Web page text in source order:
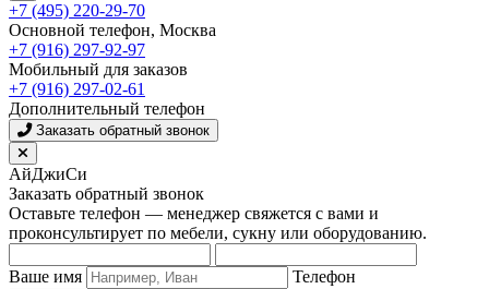
+7 (495) 220-29-70
Основной телефон, Москва
+7 (916) 297-92-97
Мобильный для заказов
+7 (916) 297-02-61
Дополнительный телефон
Заказать обратный звонок
АйДжиСи
Заказать обратный звонок
Оставьте телефон — менеджер свяжется с вами и
проконсультирует по мебели, сукну или оборудованию.
Ваше имя
Телефон